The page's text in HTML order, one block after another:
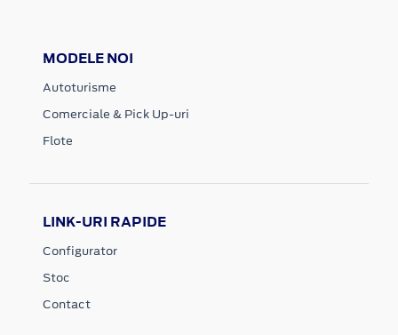
MODELE NOI
Autoturisme
Comerciale & Pick Up-uri
Flote
LINK-URI RAPIDE
Configurator
Stoc
Contact